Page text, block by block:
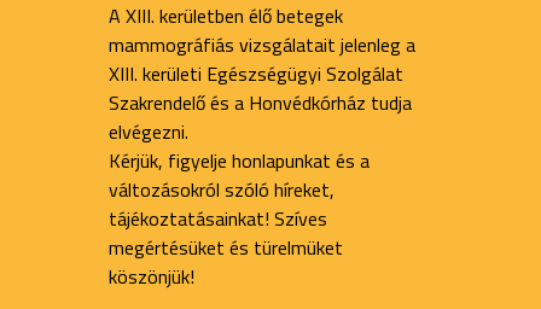
A XIII. kerületben élő betegek
mammográfiás vizsgálatait jelenleg a
XIII. kerületi Egészségügyi Szolgálat
Szakrendelő és a Honvédkórház tudja
elvégezni.
Kérjük, figyelje honlapunkat és a
változásokról szóló híreket,
tájékoztatásainkat! Szíves
megértésüket és türelmüket
köszönjük!